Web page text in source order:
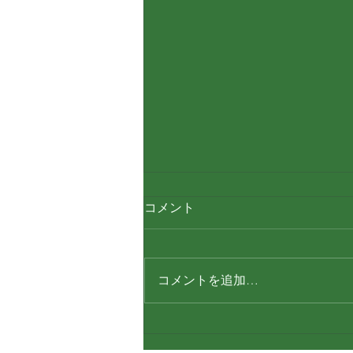
コメント
コメントを追加…